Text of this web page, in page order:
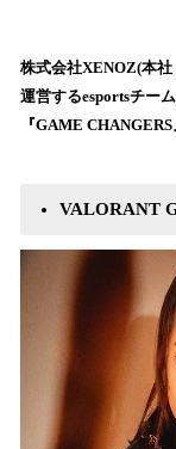
！
数
を
み
株式会社XENOZ(本社
運営するesportsチー
『GAME
VALORANT